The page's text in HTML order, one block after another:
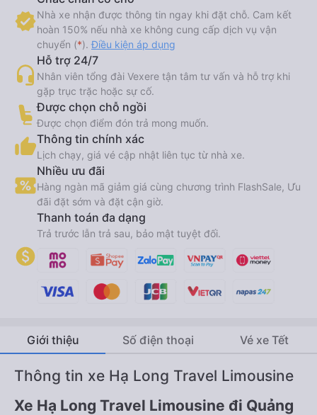
Nhà xe nhận được thông tin ngay khi đặt chỗ. Cam kết
hoàn 150% nếu nhà xe không cung cấp dịch vụ vận
chuyển (*).Điều kiện áp dụng
Hỗ trợ 24/7
Nhân viên tổng đài Vexere tận tâm tư vấn và hỗ trợ khi
gặp trục trặc hoặc sự cố.
Được chọn chỗ ngồi
Được chọn điểm đón trả mong muốn.
Thông tin chính xác
Lịch chạy, giá vé cập nhật liên tục từ nhà xe.
Nhiều ưu đãi
Hàng ngàn mã giảm giá cùng chương trình FlashSale, Ưu
đãi đặt sớm và đặt cận giờ.
Thanh toán đa dạng
Trả trước lẫn trả sau, bảo mật tuyệt đối.
Giới thiệu Số điện thoại Vé xe Tết
Thông tin xe Hạ Long Travel Limousine
Xe Hạ Long Travel Limousine đi Quảng